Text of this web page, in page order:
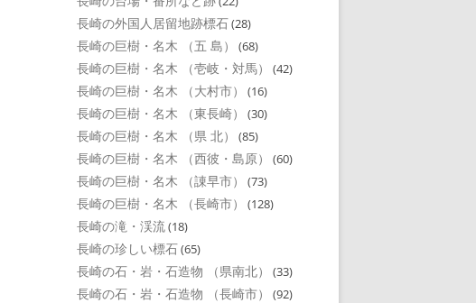
長崎の外国人居留地跡標石(28)
長崎の巨樹・名木 （五 島） (68)
長崎の巨樹・名木 （壱岐・対馬） (42)
長崎の巨樹・名木 （大村市） (16)
長崎の巨樹・名木 （東長崎） (30)
長崎の巨樹・名木 （県 北） (85)
長崎の巨樹・名木 （西彼・島原） (60)
長崎の巨樹・名木 （諌早市） (73)
長崎の巨樹・名木 （長崎市） (128)
長崎の滝・渓流(18)
長崎の珍しい標石(65)
長崎の石・岩・石造物 （県南北） (33)
長崎の石・岩・石造物 （長崎市） (92)